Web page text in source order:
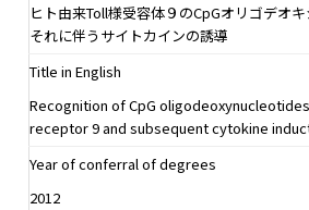
ヒト由来Toll様受容体９のCpGオリゴデオ
それに伴うサイトカインの誘導
Title in English
Recognition of CpG
receptor 9 and subsequent cytokine
Year of conferral of degrees
2012